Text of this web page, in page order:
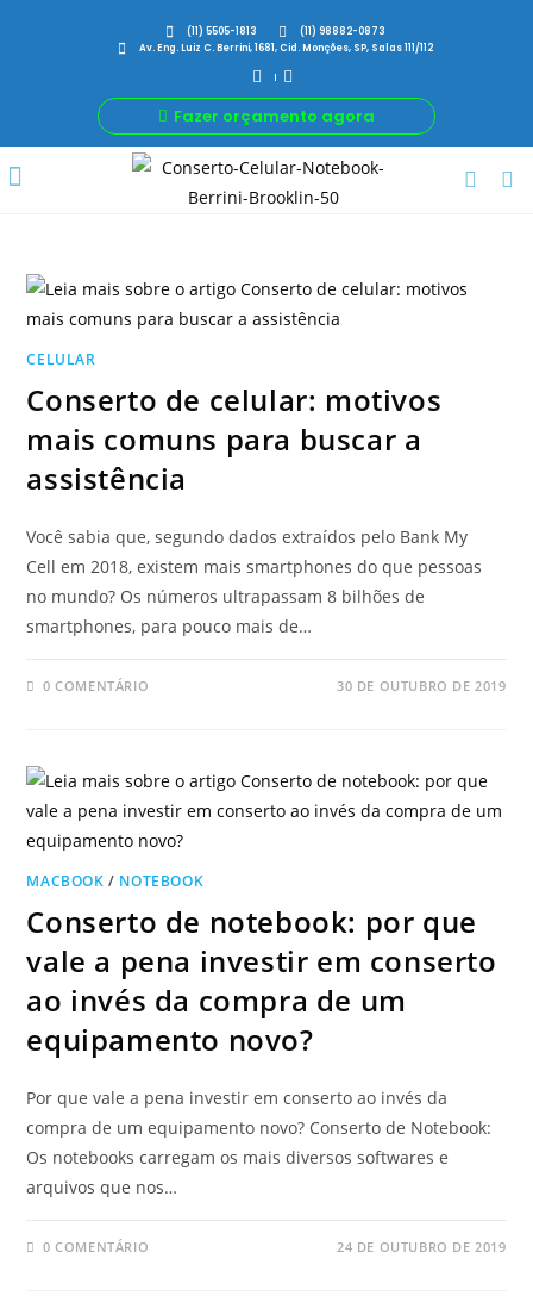
(11) 5505-1813
(11) 98882-0873
Av. Eng. Luiz C. Berrini, 1681, Cid. Monções, SP, Salas 111/112
Fazer orçamento agora
CELULAR
Conserto de celular: motivos
mais comuns para buscar a
assistência
Você sabia que, segundo dados extraídos pelo Bank My
Cell em 2018, existem mais smartphones do que pessoas
no mundo? Os números ultrapassam 8 bilhões de
smartphones, para pouco mais de…
0 COMENTÁRIO 30 DE OUTUBRO DE 2019
MACBOOK / NOTEBOOK
Conserto de notebook: por que
vale a pena investir em conserto
ao invés da compra de um
equipamento novo?
Por que vale a pena investir em conserto ao invés da
compra de um equipamento novo? Conserto de Notebook:
Os notebooks carregam os mais diversos softwares e
arquivos que nos…
0 COMENTÁRIO 24 DE OUTUBRO DE 2019